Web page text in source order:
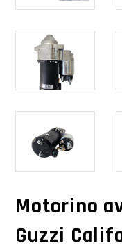
Motorino
Guzzi